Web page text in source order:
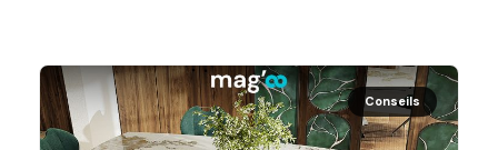
Conseils